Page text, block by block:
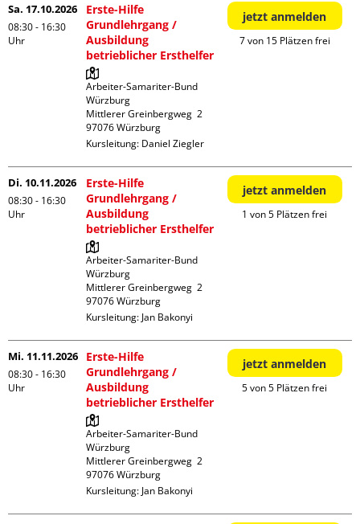
Sa. 17.10.2026
08:30 - 16:30
Uhr
Erste-Hilfe
Grundlehrgang /
Ausbildung
betrieblicher Ersthelfer
Arbeiter-Samariter-Bund
Würzburg
Mittlerer Greinbergweg  2
Kursleitung: Daniel Ziegler
jetzt anmelden
7 von 15 Plätzen frei
Di. 10.11.2026
08:30 - 16:30
Uhr
Erste-Hilfe
Grundlehrgang /
Ausbildung
betrieblicher Ersthelfer
Arbeiter-Samariter-Bund
Würzburg
Mittlerer Greinbergweg  2
Kursleitung: Jan Bakonyi
jetzt anmelden
1 von 5 Plätzen frei
Mi. 11.11.2026
08:30 - 16:30
Uhr
Erste-Hilfe
Grundlehrgang /
Ausbildung
betrieblicher Ersthelfer
Arbeiter-Samariter-Bund
Würzburg
Mittlerer Greinbergweg  2
Kursleitung: Jan Bakonyi
jetzt anmelden
5 von 5 Plätzen frei